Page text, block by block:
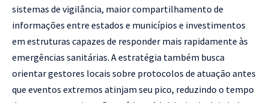
sistemas de vigilância, maior compartilhamento de
informações entre estados e municípios e investimentos
em estruturas capazes de responder mais rapidamente às
emergências sanitárias. A estratégia também busca
orientar gestores locais sobre protocolos de atuação antes
que eventos extremos atinjam seu pico, reduzindo o tempo